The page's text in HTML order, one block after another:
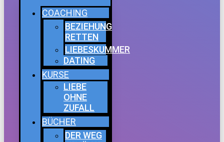
COACHING
BEZIEHUNG
RETTEN
LIEBESKUMMER
DATING
KURSE
LIEBE
OHNE
ZUFALL
BÜCHER
DER WEG